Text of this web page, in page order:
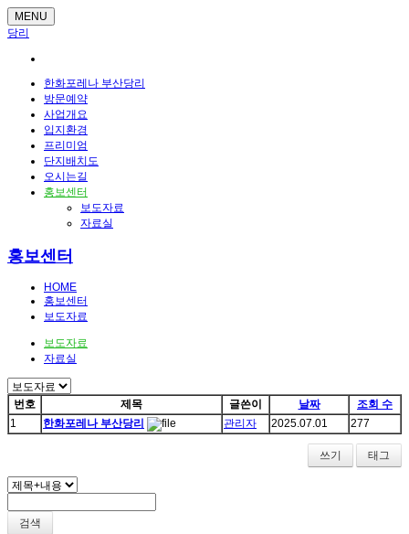
MENU
당리
한화포레나 부산당리
방문예약
사업개요
입지환경
프리미엄
단지배치도
오시는길
홍보센터
보도자료
자료실
홍보센터
HOME
홍보센터
보도자료
보도자료
자료실
번호 제목 글쓴이 날짜
조회 수
1
한화포레나 부산당리 관리자 2025.07.01 277
쓰기 태그
검색